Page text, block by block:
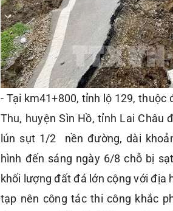
- Tại km41+800, tỉnh lộ 129, thuộc
Thu, huyện Sìn Hồ, tỉnh Lai Châu
lún sụt 1/2 nền đường, dài
hình đến sáng ngày 6/8 chỗ bị
khối lượng đất đá lớn cộng với địa
tạp nên công tác thi công khắc